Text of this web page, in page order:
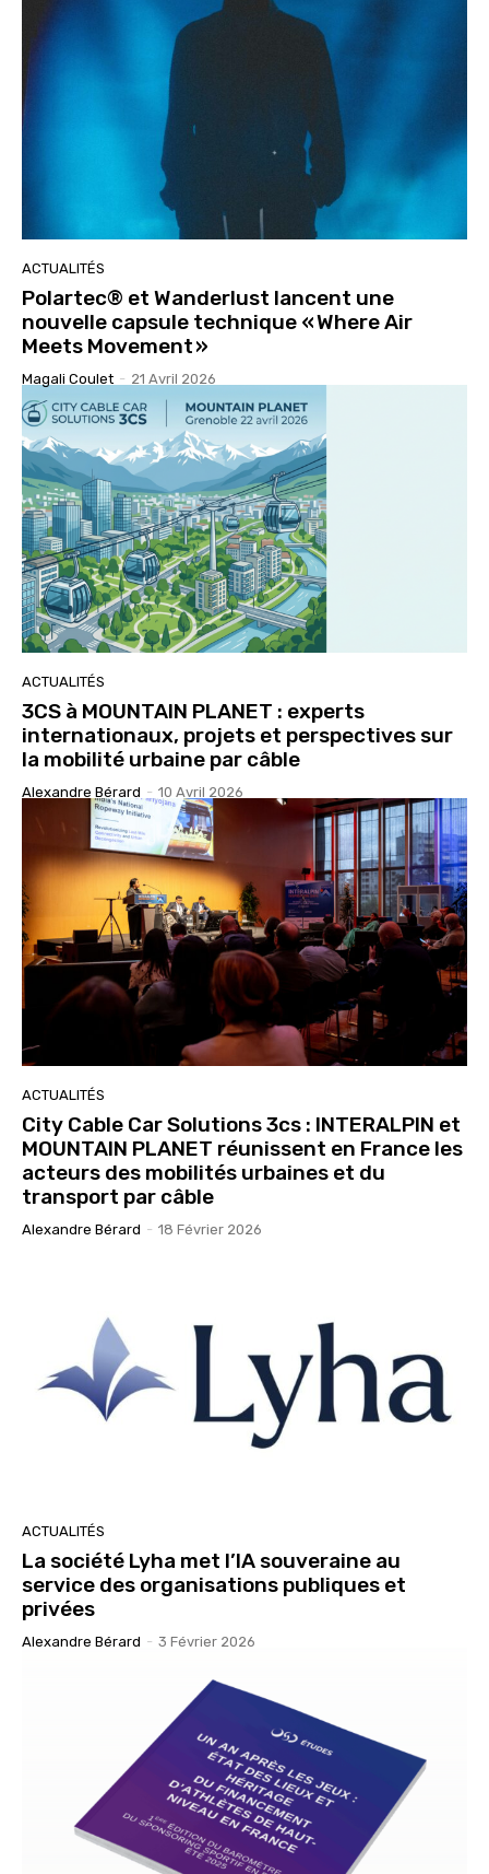
ACTUALITÉS
Polartec® et Wanderlust lancent une
nouvelle capsule technique « Where Air
Meets Movement »
Magali Coulet - 21 Avril 2026
ACTUALITÉS
3CS à MOUNTAIN PLANET : experts
internationaux, projets et perspectives sur
la mobilité urbaine par câble
Alexandre Bérard - 10 Avril 2026
ACTUALITÉS
City Cable Car Solutions 3cs : INTERALPIN et
MOUNTAIN PLANET réunissent en France les
acteurs des mobilités urbaines et du
transport par câble
Alexandre Bérard - 18 Février 2026
ACTUALITÉS
La société Lyha met l’IA souveraine au
service des organisations publiques et
privées
Alexandre Bérard - 3 Février 2026